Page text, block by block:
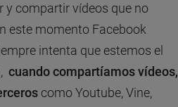
y compartir vídeos que no
este momento Facebook
intenta que estemos el
cuando compartíamos vídeos,
como Youtube, Vine,